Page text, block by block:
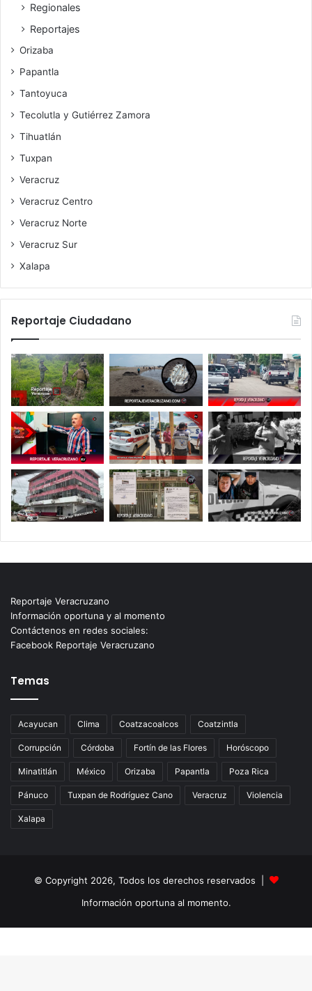
Regionales
Reportajes
Orizaba
Papantla
Tantoyuca
Tecolutla y Gutiérrez Zamora
Tihuatlán
Tuxpan
Veracruz
Veracruz Centro
Veracruz Norte
Veracruz Sur
Xalapa
Reportaje Ciudadano
Reportaje Veracruzano
Información oportuna y al momento
Contáctenos en redes sociales:
Facebook Reportaje Veracruzano
Temas
Acayucan Clima Coatzacoalcos Coatzintla
Corrupción Córdoba Fortín de las Flores Horóscopo
Minatitlán México Orizaba Papantla Poza Rica
Pánuco Tuxpan de Rodríguez Cano Veracruz Violencia
Xalapa
© Copyright 2026, Todos los derechos reservados |
Información oportuna al momento.